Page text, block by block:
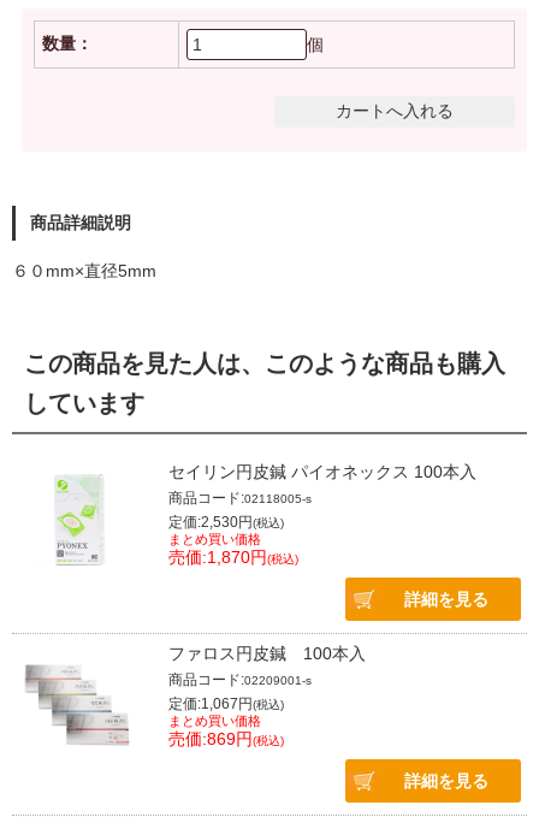
数量： 個
商品詳細説明
６０mm×直径5mm
この商品を見た人は、このような商品も購入
しています
セイリン円皮鍼 パイオネックス 100本入
商品コード:02118005-s
定価:2,530円(税込)
まとめ買い価格
売価:1,870円(税込)
詳細を見る
ファロス円皮鍼 100本入
商品コード:02209001-s
定価:1,067円(税込)
まとめ買い価格
売価:869円(税込)
詳細を見る